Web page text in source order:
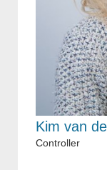
Kim van
Controller